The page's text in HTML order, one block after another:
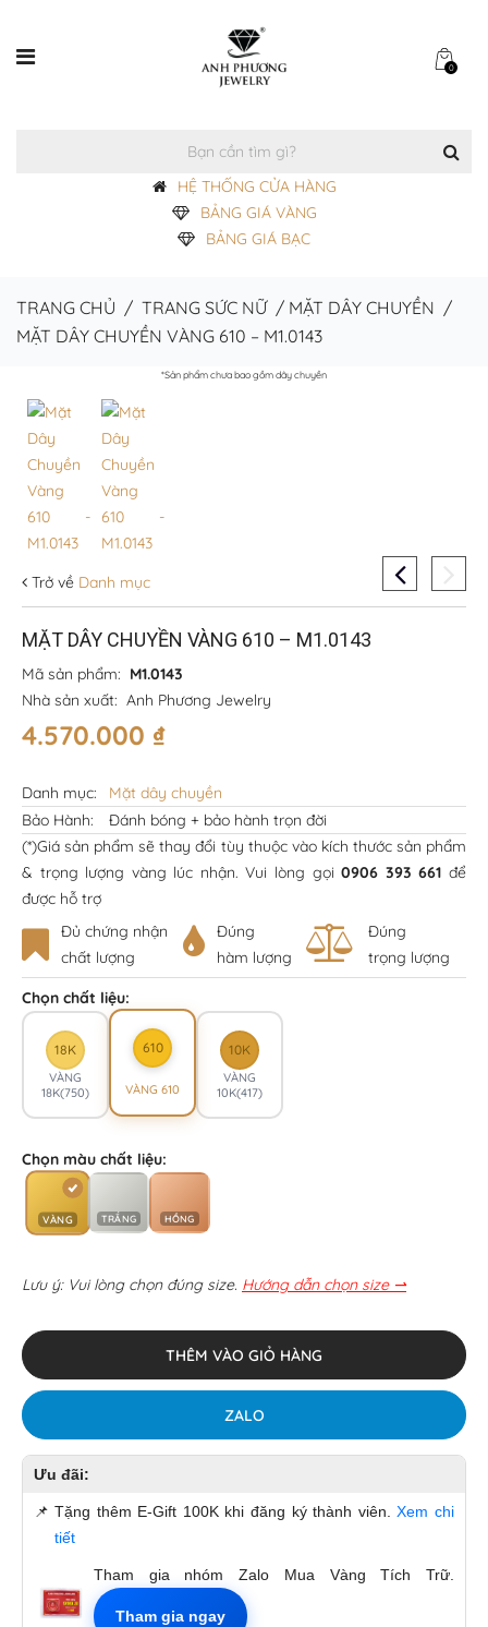
0
HỆ THỐNG CỬA HÀNG
BẢNG GIÁ VÀNG
BẢNG GIÁ BẠC
TRANG CHỦ / TRANG SỨC NỮ/ MẶT DÂY CHUYỀN /
MẶT DÂY CHUYỀN VÀNG 610 – M1.0143
*Sản phẩm chưa bao gồm dây chuyền
Trở về Danh mục
MẶT DÂY CHUYỀN VÀNG 610 – M1.0143
Mã sản phẩm: M1.0143
Nhà sản xuất: Anh Phương Jewelry
4.570.000 ₫
Danh mục:
Mặt dây chuyền
Bảo Hành:
Đánh bóng + bảo hành trọn đời
(*)Giá sản phẩm sẽ thay đổi tùy thuộc vào kích thước sản phẩm
& trọng lượng vàng lúc nhận. Vui lòng gọi0906 393 661 để
được hỗ trợ
Đủ chứng nhận
chất lượng
Đúng
hàm lượng
Đúng
trọng lượng
Chọn chất liệu:
18K
VÀNG
18K(750)
610
VÀNG 610
10K
VÀNG
10K(417)
Chọn màu chất liệu:
VÀNG TRẮNG HỒNG
Lưu ý: Vui lòng chọn đúng size. Hướng dẫn chọn size ⇀
THÊM VÀO GIỎ HÀNG
ZALO
Ưu đãi:
📌 Tặng thêm E-Gift 100K khi đăng ký thành viên.Xem chi
tiết
Tham gia nhóm Zalo Mua Vàng Tích Trữ.
Tham gia ngay